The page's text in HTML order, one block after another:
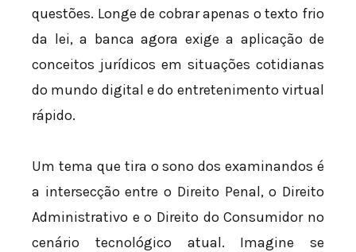
questões. Longe de cobrar apenas o texto frio
da lei, a banca agora exige a aplicação de
conceitos jurídicos em situações cotidianas
do mundo digital e do entretenimento virtual
rápido.
Um tema que tira o sono dos examinandos é
a intersecção entre o Direito Penal, o Direito
Administrativo e o Direito do Consumidor no
cenário tecnológico atual. Imagine se